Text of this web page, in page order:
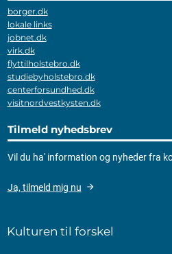
borger.dk
lokale links
jobnet.dk
virk.dk
flyttilholstebro.dk
studiebyholstebro.dk
centerforsundhed.dk
visitnordvestkysten.dk
Tilmeld nyhedsbrev
Vil du ha' information og nyheder fra
Ja, tilmeld mig nu
Kulturen til forskel